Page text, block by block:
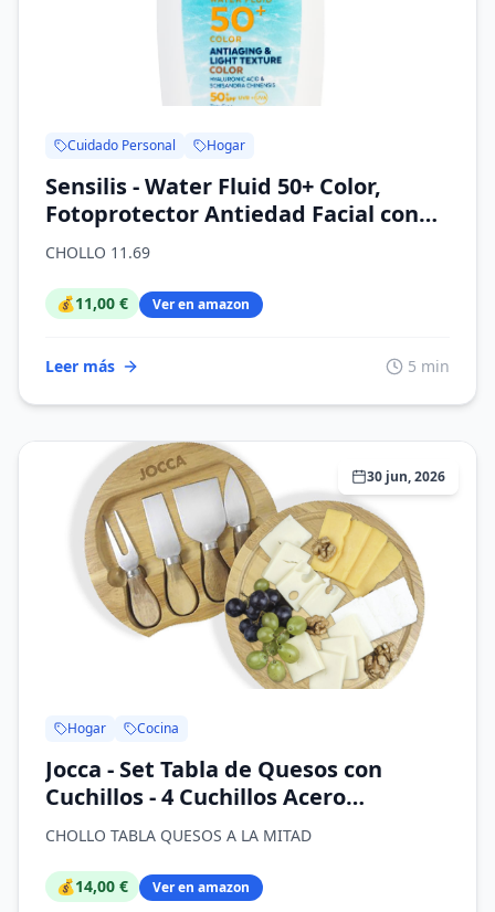
Cuidado Personal Hogar
Sensilis - Water Fluid 50+ Color,
Fotoprotector Antiedad Facial con
Ácido Hialurónico y Vitamina E,
50+, para Pieles Sensibles - 40 ml
CHOLLO 11.69
💰11,00 € Ver en amazon
Leer más 5 min
30 jun, 2026
Hogar Cocina
Jocca - Set Tabla de Quesos con
Cuchillos - 4 Cuchillos Acero
Inoxidable - Tabla Madera 20 cm -
Base Antideslizante
CHOLLO TABLA QUESOS A LA MITAD
💰14,00 € Ver en amazon